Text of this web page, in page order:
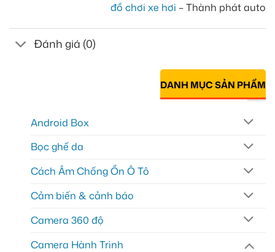
đồ chơi xe hơi – Thành phát auto
Đánh giá (0)
DANH MỤC SẢN PHẨM
Android Box
Bọc ghế da
Cách Âm Chống Ồn Ô Tô
Cảm biến & cảnh báo
Camera 360 độ
Camera Hành Trình